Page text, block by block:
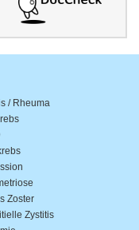
/ Rheuma
Zoster
Zystitis